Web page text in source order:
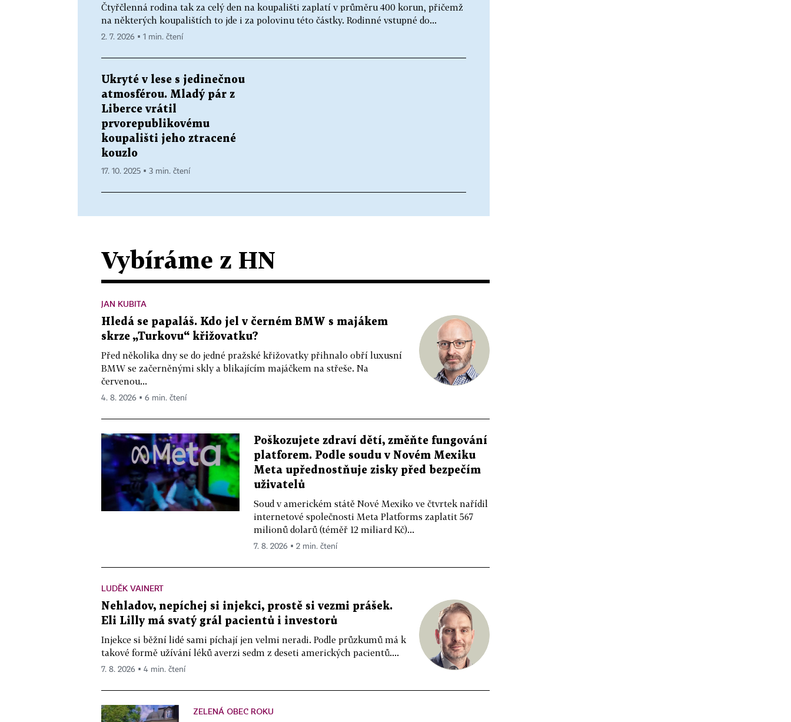
Čtyřčlenná rodina tak za celý den na koupališti zaplatí v průměru 400 korun, přičemž
na některých koupalištích to jde i za polovinu této částky. Rodinné vstupné do...
2. 7. 2026 ▪ 1 min. čtení
Ukryté v lese s jedinečnou
atmosférou. Mladý pár z
Liberce vrátil
prvorepublikovému
koupališti jeho ztracené
kouzlo
17. 10. 2025 ▪ 3 min. čtení
Vybíráme z HN
JAN KUBITA
Hledá se papaláš. Kdo jel v černém BMW s majákem
skrze „Turkovu“ křižovatku?
Před několika dny se do jedné pražské křižovatky přihnalo obří luxusní
BMW se začerněnými skly a blikajícím majáčkem na střeše. Na
červenou...
4. 8. 2026 ▪ 6 min. čtení
Poškozujete zdraví dětí, změňte fungování
platforem. Podle soudu v Novém Mexiku
Meta upřednostňuje zisky před bezpečím
uživatelů
Soud v americkém státě Nové Mexiko ve čtvrtek nařídil
internetové společnosti Meta Platforms zaplatit 567
milionů dolarů (téměř 12 miliard Kč)...
7. 8. 2026 ▪ 2 min. čtení
LUDĚK VAINERT
Nehladov, nepíchej si injekci, prostě si vezmi prášek.
Eli Lilly má svatý grál pacientů i investorů
Injekce si běžní lidé sami píchají jen velmi neradi. Podle průzkumů má k
takové formě užívání léků averzi sedm z deseti amerických pacientů....
7. 8. 2026 ▪ 4 min. čtení
ZELENÁ OBEC ROKU